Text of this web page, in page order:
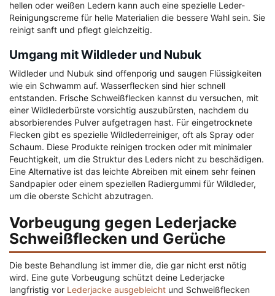
hellen oder weißen Ledern kann auch eine spezielle Leder-
Reinigungscreme für helle Materialien die bessere Wahl sein. Sie
reinigt sanft und pflegt gleichzeitig.
Umgang mit Wildleder und Nubuk
Wildleder und Nubuk sind offenporig und saugen Flüssigkeiten
wie ein Schwamm auf. Wasserflecken sind hier schnell
entstanden. Frische Schweißflecken kannst du versuchen, mit
einer Wildlederbürste vorsichtig auszubürsten, nachdem du
absorbierendes Pulver aufgetragen hast. Für eingetrocknete
Flecken gibt es spezielle Wildlederreiniger, oft als Spray oder
Schaum. Diese Produkte reinigen trocken oder mit minimaler
Feuchtigkeit, um die Struktur des Leders nicht zu beschädigen.
Eine Alternative ist das leichte Abreiben mit einem sehr feinen
Sandpapier oder einem speziellen Radiergummi für Wildleder,
um die oberste Schicht abzutragen.
Vorbeugung gegen Lederjacke
Schweißflecken und Gerüche
Die beste Behandlung ist immer die, die gar nicht erst nötig
wird. Eine gute Vorbeugung schützt deine Lederjacke
langfristig vor Lederjacke ausgebleicht und Schweißflecken